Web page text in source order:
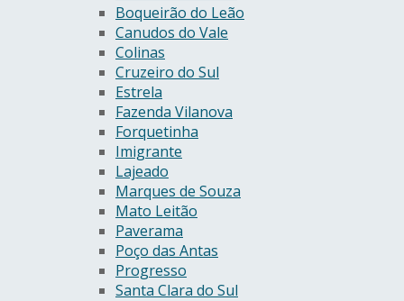
Boqueirão do Leão
Canudos do Vale
Colinas
Cruzeiro do Sul
Estrela
Fazenda Vilanova
Forquetinha
Imigrante
Lajeado
Marques de Souza
Mato Leitão
Paverama
Poço das Antas
Progresso
Santa Clara do Sul